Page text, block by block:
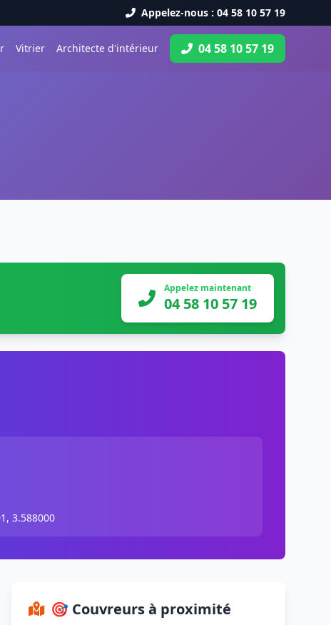
Appelez-nous : 04 58 10 57 19
Vitrier Architecte d'intérieur 04 58 10 57 19
Appelez maintenant
04 58 10 57 19
3.588000
🎯 Couvreurs à proximité